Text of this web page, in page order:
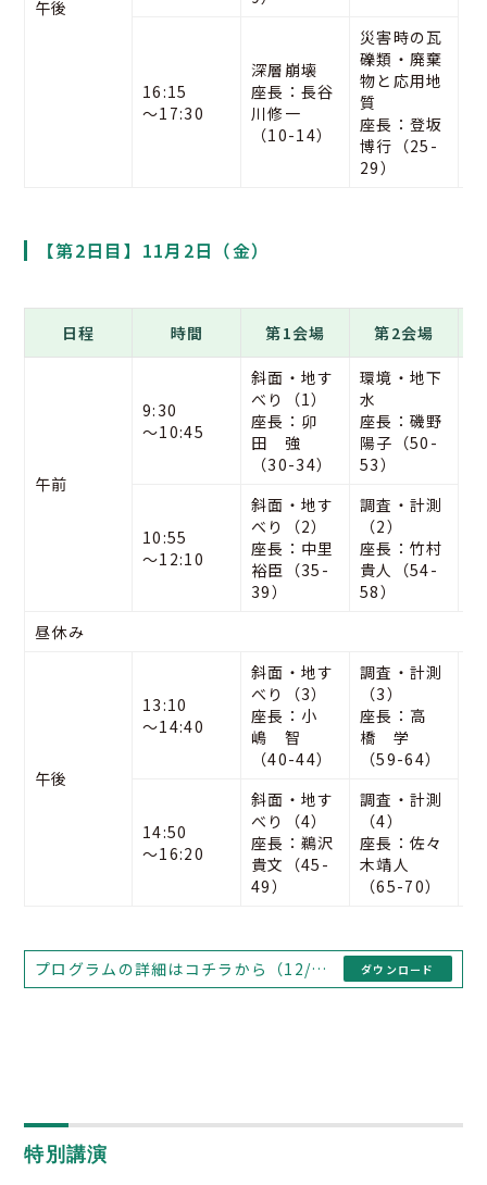
午後
16:15
〜17:30
深層崩壊
座長：長谷
川修一
（10-14）
災害時の瓦
礫類・廃棄
物と応用地
質
座長：登坂
博行（25-
29）
【第2日目】11月2日（金）
日程 時間 第1会場 第2会場
午前
9:30
〜10:45
斜面・地す
べり（1）
座長：卯
田 強
（30-34）
環境・地下
水
座長：磯野
陽子（50-
53）
10:55
〜12:10
斜面・地す
べり（2）
座長：中里
裕臣（35-
39）
調査・計測
（2）
座長：竹村
貴人（54-
58）
昼休み
午後
13:10
〜14:40
斜面・地す
べり（3）
座長：小
嶋 智
（40-44）
調査・計測
（3）
座長：高
橋 学
（59-64）
14:50
〜16:20
斜面・地す
べり（4）
座長：鵜沢
貴文（45-
49）
調査・計測
（4）
座長：佐々
木靖人
（65-70）
プログラムの詳細はコチラから（12/09/13） ダウンロード
特別講演